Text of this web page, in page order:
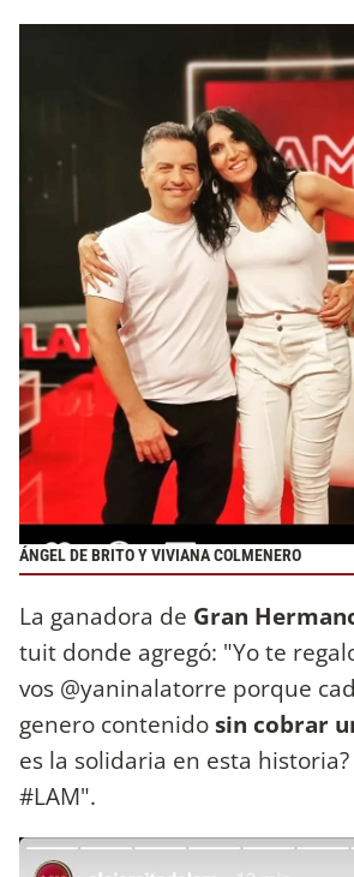
ÁNGEL DE BRITO Y VIVIANA COLMENERO
La ganadora de Gran
tuit donde agregó: "Yo te
vos @yaninalatorre porque
genero contenidosin cobrar
es la solidaria en esta
#LAM".